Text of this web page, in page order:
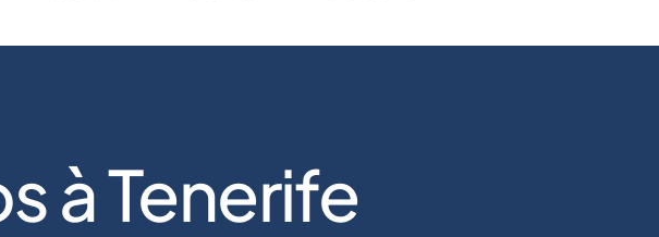
à Tenerife